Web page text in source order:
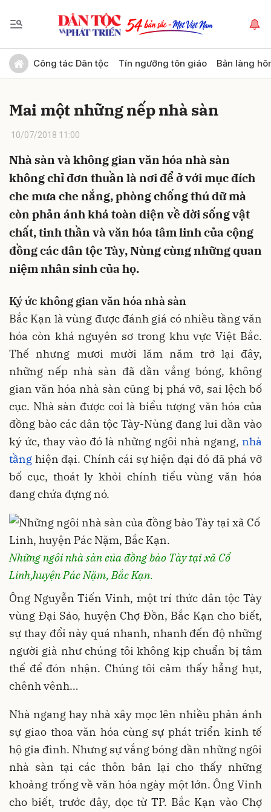
Công tác Dân tộc Tín ngưỡng tôn giáo Bản làng
Mai một những nếp nhà sàn
10/07/2018 11:00
Nhà sàn và không gian văn hóa nhà sàn
không chỉ đơn thuần là nơi để ở với mục đích
che mưa che nắng, phòng chống thú dữ mà
còn phản ánh khá toàn diện về đời sống vật
chất, tinh thần và văn hóa tâm linh của cộng
đồng các dân tộc Tày, Nùng cùng những quan
niệm nhân sinh của họ.
Ký ức không gian văn hóa nhà sàn
Bắc Kạn là vùng được đánh giá có nhiều tầng văn
hóa còn khá nguyên sơ trong khu vực Việt Bắc.
Thế nhưng mươi mười lăm năm trở lại đây,
những nếp nhà sàn đã dần vắng bóng, không
gian văn hóa nhà sàn cũng bị phá vỡ, sai lệch bố
cục. Nhà sàn được coi là biểu tượng văn hóa của
đồng bào các dân tộc Tày-Nùng đang lui dần vào
ký ức, thay vào đó là những ngôi nhà ngang, nhà
tầng hiện đại. Chính cái sự hiện đại đó đã phá vỡ
bố cục, thoát ly khỏi chính tiểu vùng văn hóa
đang chứa đựng nó.
Những ngôi nhà sàn của đồng bào Tày tại xã Cổ
Linh,huyện Pác Nặm, Bắc Kạn.
Ông Nguyễn Tiến Vinh, một trí thức dân tộc Tày
vùng Đại Sảo, huyện Chợ Đồn, Bắc Kạn cho biết,
sự thay đổi này quá nhanh, nhanh đến độ những
người già như chúng tôi không kịp chuẩn bị tâm
thế để đón nhận. Chúng tôi cảm thấy hẫng hụt,
chênh vênh…
Nhà ngang hay nhà xây mọc lên nhiều phản ánh
sự giao thoa văn hóa cùng sự phát triển kinh tế
hộ gia đình. Nhưng sự vắng bóng dần những ngôi
nhà sàn tại các thôn bản lại cho thấy những
khoảng trống về văn hóa ngày một lớn. Ông Vinh
cho biết, trước đây, dọc từ TP. Bắc Kạn vào Chợ
Gửi bình luận
Hủy Gửi